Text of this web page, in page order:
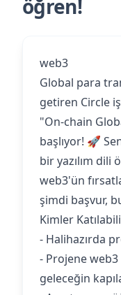
öğren!
web3
Global para
getiren Circle
"On-chain
başlıyor! 🚀
bir yazılım
web3'ün
şimdi başvur,
Kimler
- Halihazırda
- Projene
geleceğin